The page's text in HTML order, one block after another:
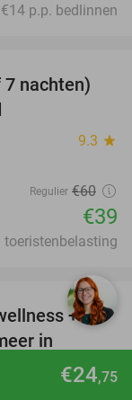
€24,75
p.p. bedlinnen
35%
7 nachten)
9.3 star
Regulier €60
€39
toeristenbelasting
33%
+
in